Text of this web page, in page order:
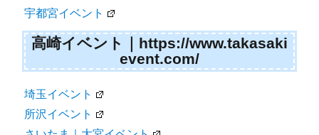
宇都宮イベント
高崎イベント｜https://www.takasaki
event.com/
埼玉イベント
所沢イベント